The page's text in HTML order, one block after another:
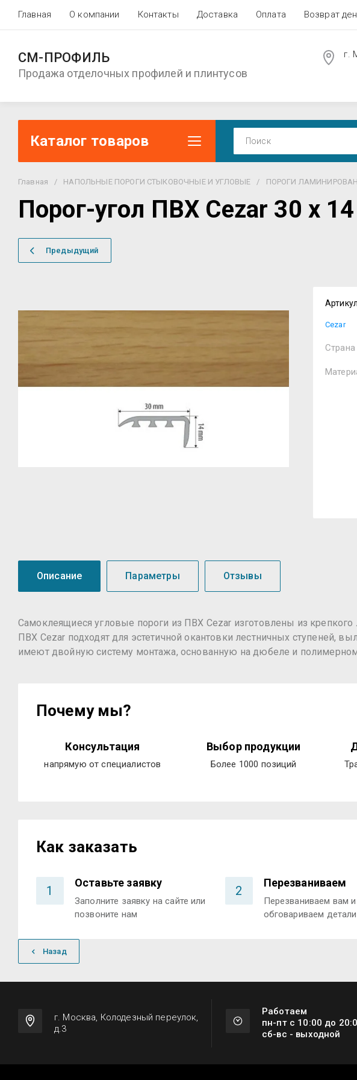
Главная О компании Контакты Доставка Оплата Возврат
СМ-ПРОФИЛЬ
Продажа отделочных профилей и плинтусов
г.
Каталог товаров
Главная / НАПОЛЬНЫЕ ПОРОГИ СТЫКОВОЧНЫЕ И УГЛОВЫЕ / ПОРОГИ
Порог-угол ПВХ Cezar 30 х
Предыдущий
Cezar
Описание Параметры Отзывы
Самоклеящиеся угловые пороги из ПВХ Cezar изготовлены из
ПВХ Cezar подходят для эстетичной окантовки лестничных
имеют двойную систему монтажа, основанную на дюбеле и
Почему мы?
Консультация
напрямую от специалистов
Выбор продукции
Более 1000 позиций
Как заказать
1
Оставьте заявку
Заполните заявку на сайте или
позвоните нам
2
Перезваниваем
Перезваниваем вам и
обговариваем
Назад
г. Москва, Колодезный переулок,
д.3
Работаем
пн-пт с 10:00 до
сб-вс - выходной